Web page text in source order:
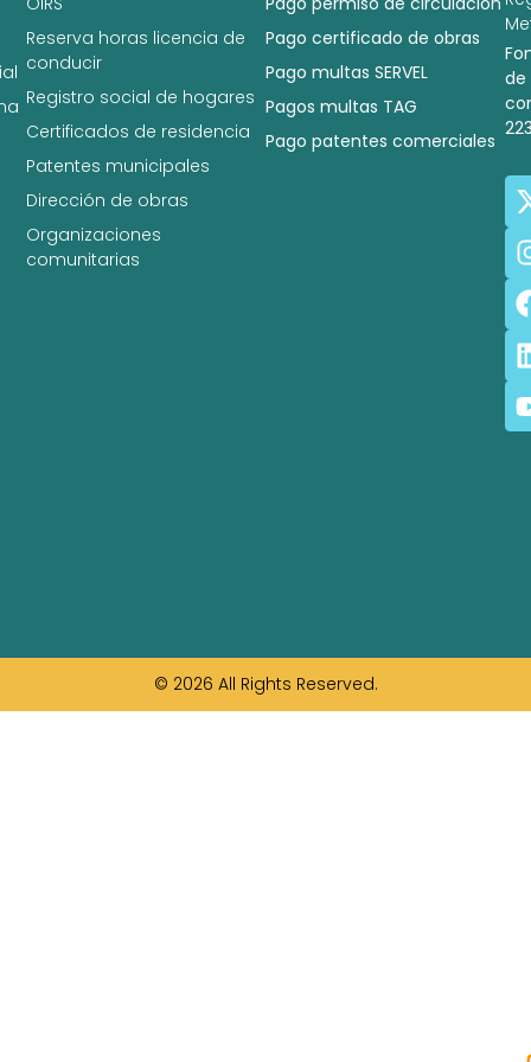
Pago certificado de obras
Pago multas SERVEL
Pagos multas TAG
Pago patentes comerciales
Reserva horas licencia de
conducir
Registro social de hogares
Certificados de residencia
Patentes municipales
Dirección de obras
Organizaciones
comunitarias
de
© 2026 All Rights Reserved.